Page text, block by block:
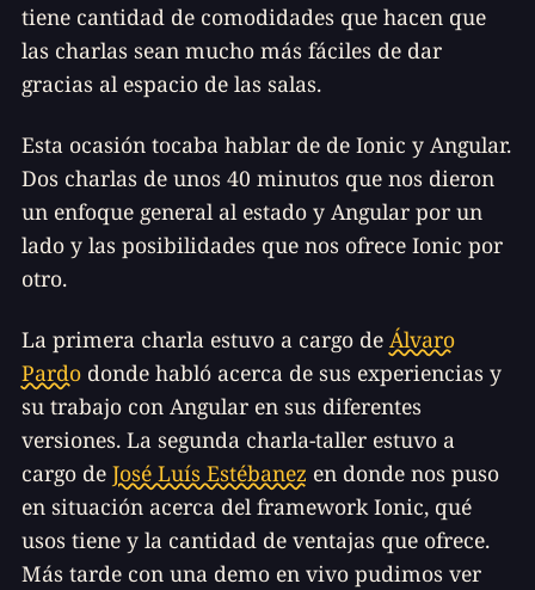
tiene cantidad de comodidades que hacen que
las charlas sean mucho más fáciles de dar
gracias al espacio de las salas.
Esta ocasión tocaba hablar de de Ionic y Angular.
Dos charlas de unos 40 minutos que nos dieron
un enfoque general al estado y Angular por un
lado y las posibilidades que nos ofrece Ionic por
otro.
La primera charla estuvo a cargo de Álvaro
Pardodonde habló acerca de sus experiencias y
su trabajo con Angular en sus diferentes
versiones. La segunda charla-taller estuvo a
cargo de José Luís Estébanez en donde nos puso
en situación acerca del framework Ionic, qué
usos tiene y la cantidad de ventajas que ofrece.
Más tarde con una demo en vivo pudimos ver